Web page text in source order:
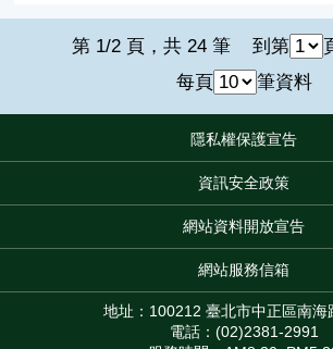
第 1/2 頁，共 24 筆 到第
每頁
筆資料
隱私權保護宣告
資訊安全政策
網站資料開放宣告
網站服務信箱
地址：100212 臺北市中正區南海
電話：(02)2381-2991